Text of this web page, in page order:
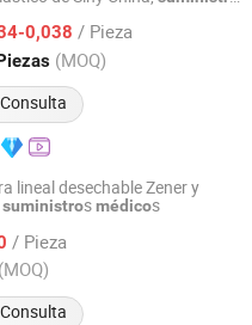
0,038 / Pieza
(MOQ)
2014
lineal desechable Zener y
suministrosmédicos
/ Pieza
(MOQ)
2020